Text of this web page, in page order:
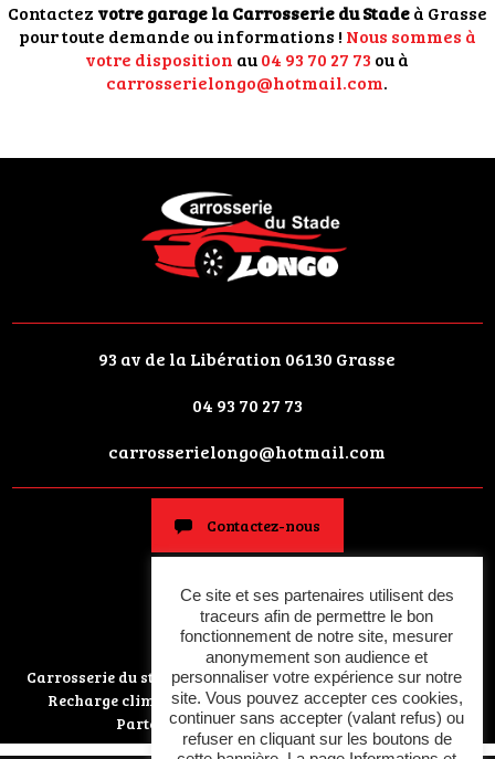
Contactez votre garage la Carrosserie du Stadeà Grasse
pour toute demande ou informations ! Nous sommes à
votre disposition au04 93 70 27 73 ou à
carrosserielongo@hotmail.com.
93 av de la Libération 06130 Grasse
04 93 70 27 73
carrosserielongo@hotmail.com
Contactez-nous
Horaires
Carrosserie du stade Carrosserie / Peinture
Pare-brise
Recharge climatisation
Mécanique
Restauration
Partenaires
Actualités et contact
Ce site et ses partenaires utilisent des
traceurs afin de permettre le bon
fonctionnement de notre site, mesurer
anonymement son audience et
personnaliser votre expérience sur notre
site. Vous pouvez accepter ces cookies,
continuer sans accepter (valant refus) ou
refuser en cliquant sur les boutons de